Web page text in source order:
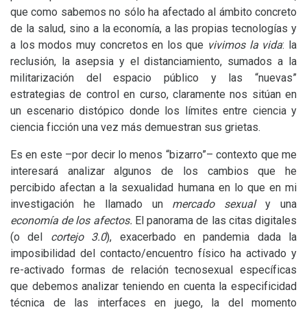
que como sabemos no sólo ha afectado al ámbito concreto
de la salud, sino a la economía, a las propias tecnologías y
a los modos muy concretos en los que vivimos la vida: la
reclusión, la asepsia y el distanciamiento, sumados a la
militarización del espacio público y las “nuevas”
estrategias de control en curso, claramente nos sitúan en
un escenario distópico donde los límites entre ciencia y
ciencia ficción una vez más demuestran sus grietas.
Es en este –por decir lo menos “bizarro”– contexto que me
interesará analizar algunos de los cambios que he
percibido afectan a la sexualidad humana en lo que en mi
investigación he llamado un mercado sexualy una
economía de los afectos. El panorama de las citas digitales
(o del cortejo 3.0), exacerbado en pandemia dada la
imposibilidad del contacto/encuentro físico ha activado y
re-activado formas de relación tecnosexual específicas
que debemos analizar teniendo en cuenta la especificidad
técnica de las interfaces en juego, la del momento